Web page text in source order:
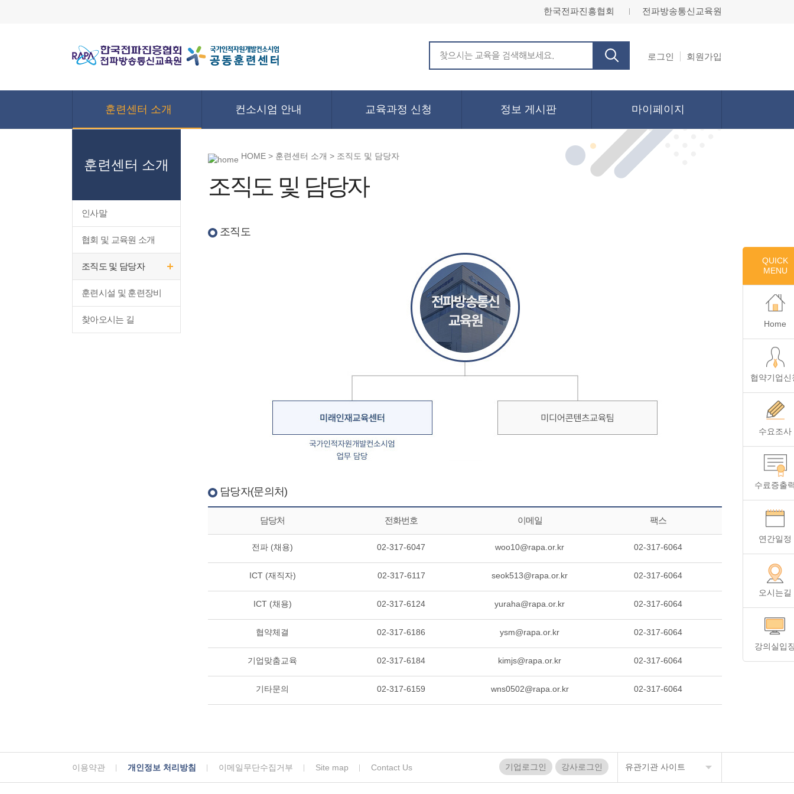
한국전파진흥협회 전파방송통신교육원
로그인 회원가입
QUICK
MENU
Home
협약기업신
수요조사
수료증출
연간일정
오시는길
강의실입
훈련센터 소개 컨소시엄 안내 교육과정 신청 정보 게시판 마이페이지
훈련센터 소개
인사말
협회 및 교육원 소개
조직도 및 담당자
훈련시설 및 훈련장비
찾아오시는 길
HOME > 훈련센터 소개 > 조직도 및 담당자
조직도 및 담당자
조직도
담당자(문의처)
담당처 전화번호 이메일 팩스
전파 (채용) 02-317-6047 woo10@rapa.or.kr 02-317-6064
ICT (재직자) 02-317-6117 seok513@rapa.or.kr 02-317-6064
ICT (채용) 02-317-6124 yuraha@rapa.or.kr 02-317-6064
협약체결 02-317-6186 ysm@rapa.or.kr 02-317-6064
기업맞춤교육 02-317-6184 kimjs@rapa.or.kr 02-317-6064
기타문의 02-317-6159 wns0502@rapa.or.kr 02-317-6064
이용약관 개인정보 처리방침 이메일무단수집거부 Site map Contact Us 유관기관 사이트
기업로그인 강사로그인